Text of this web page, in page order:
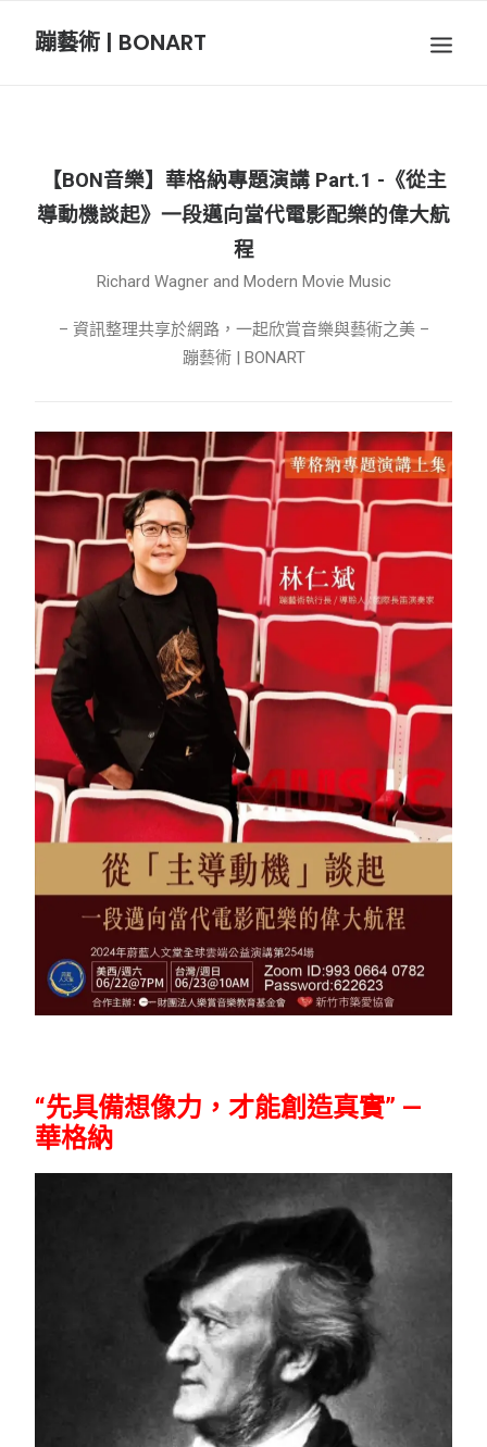
蹦藝術 | BONART
BON攝影
BON插畫
關於我們
會員專區
SEARCH
【BON音樂】 華格納專題演講 Part.1 -《從主
導動機談起》一段邁向當代電影配樂的偉大航
程
Richard Wagner and Modern Movie Music
– 資訊整理共享於網路，一起欣賞音樂與藝術之美 –
蹦藝術 | BONART
“先具備想像力，才能創造真實” —
華格納